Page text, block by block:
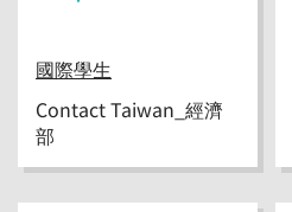
國際學生
Contact Taiwan_經濟
部